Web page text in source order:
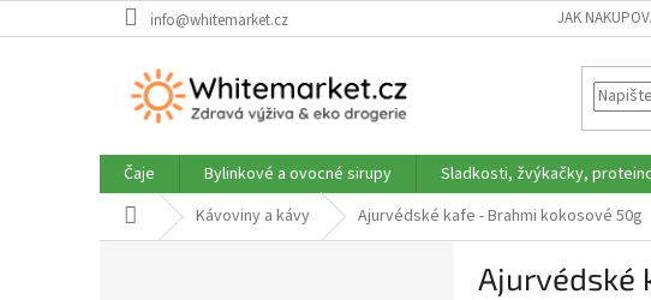
na
info@whitemarket.cz JAK
Čaje Bylinkové a ovocné sirupy Sladkosti, žvýkačky,
Domů Kávoviny a kávy Ajurvédské kafe - Brahmi kokosové 50g
Ajurvédské